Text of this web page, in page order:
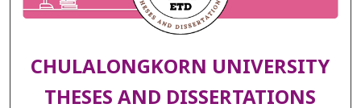
CHULALONGKORN UNIVERSITY
THESES AND DISSERTATIONS